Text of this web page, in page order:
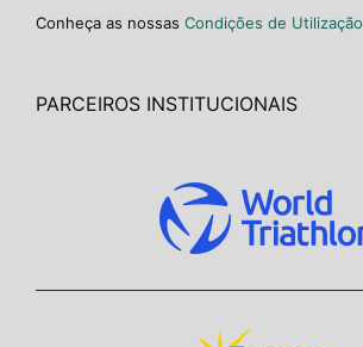
Conheça as nossas Condições de Utilização
PARCEIROS INSTITUCIONAIS